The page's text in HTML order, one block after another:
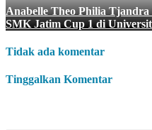
Anabelle Theo Philia
SMK Jatim Cup 1 di
Tidak ada komentar
Tinggalkan Komentar